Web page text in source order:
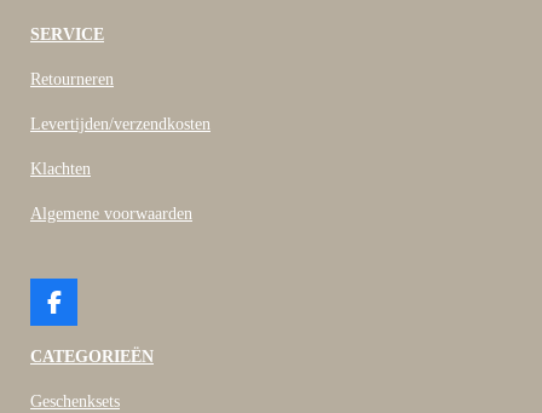
SERVICE
Retourneren
Levertijden/verzendkosten
Klachten
Algemene voorwaarden
F
c
b
CATEGORIEËN
Geschenksets